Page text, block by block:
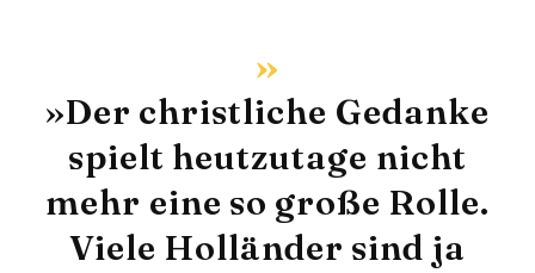
»Der christliche Gedanke
spielt heutzutage nicht
mehr eine so große Rolle.
Viele Holländer sind ja